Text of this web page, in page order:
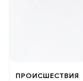
ПРОИСШЕСТВИЯ